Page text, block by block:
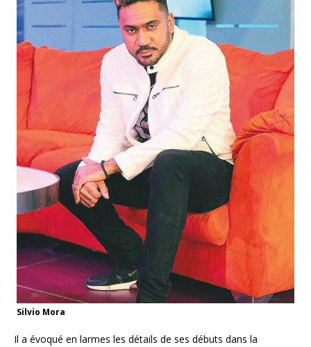
Silvio Mora
Il a évoqué en larmes les détails de ses débuts dans la